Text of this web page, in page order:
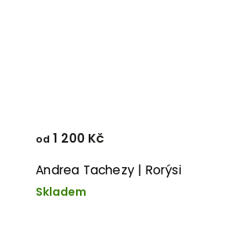
Andrea Tachezy | Rorýsi
Skladem
od 1 200 Kč